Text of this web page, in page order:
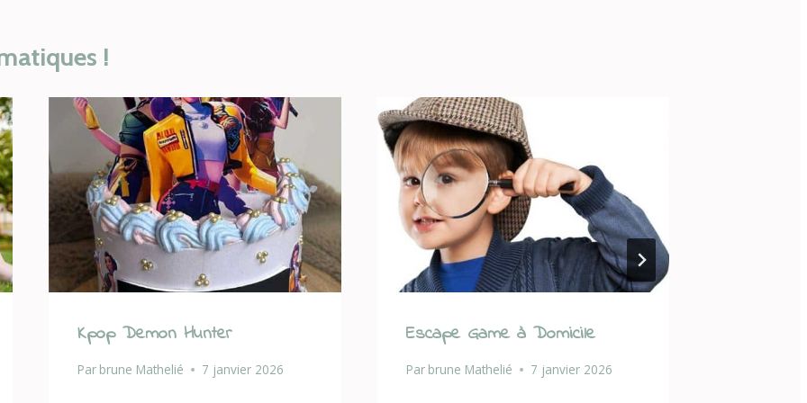
!
Kpop Demon Hunter
Par brune Mathelié 7 janvier 2026
Escape Game à Domicile
Par brune Mathelié 7 janvier 2026